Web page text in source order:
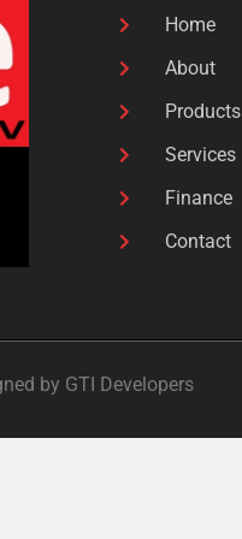
Home
About
Products
Services
Finance
Contact
by GTI Developers